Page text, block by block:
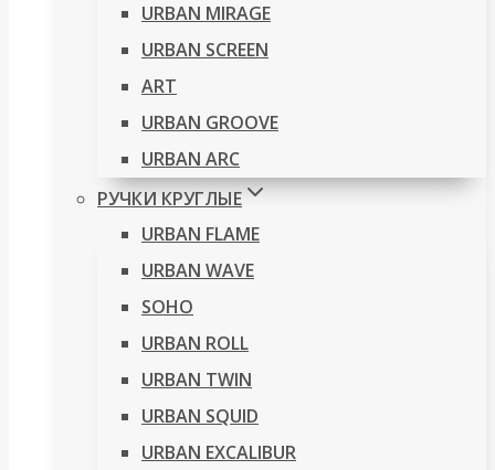
URBAN MIRAGE
URBAN SCREEN
ART
URBAN GROOVE
URBAN ARC
РУЧКИ КРУГЛЫЕ
URBAN FLAME
URBAN WAVE
SOHO
URBAN ROLL
URBAN TWIN
URBAN SQUID
URBAN EXCALIBUR